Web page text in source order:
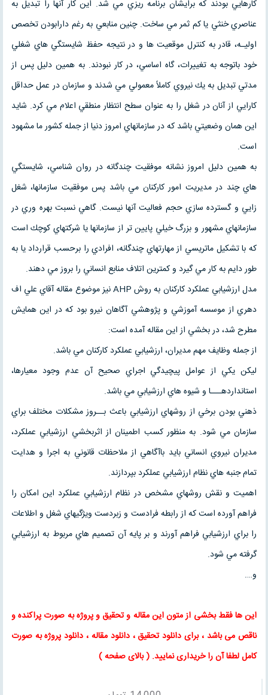
كارهايي بودند كه برايشان برنامه ريزي مي شد. اين كار آنها را تبديل به
عناصري خنثي يا كم ثمر مي ساخت. چنين منابعي به رغم دارابودن تخصص
اوليـه، قادر به كنترل موقعيت ها و در نتيجه حفظ شايستگي هاي شغلي
خود باتوجه به تغييرات، گاه اساسي، در كار نبودند. به همين دليل پس از
مدتي تبديل به يك نيروي كاملاً معمولي مي شدند و سازمان در عمل حداقل
كارايي از آنان در شغل را به عنوان سطح انتظار منطقي اعلام مي كرد. شايد
اين همان وضعيتي باشد كه در سازمانهاي امروز دنيا از جمله كشور ما مشهود
است.
به همين دليل امروز نشانه موفقيت چندگانه در روان شناسي، شايستگي
هاي چند در مديريت امور كاركنان مي باشد پس موفقيت سازمانها، شغل
زايي و گسترده سازي حجم فعاليت آنها نيست. گاهي نسبت بهره وري در
سازمانهاي مشهور و بزرگ خيلي پايين تر از سازمانها يا شركتهاي كوچك است
كه با تشكيل ماتريسي از مهارتهاي چندگانه، افرادي را برحسب قرارداد يا به
طور دايم به كار مي گيرد و كمترين اتلاف منابع انساني را بروز مي دهند.
مدل ارزشيابي عملكرد كاركنان به روش AHP نيز موضوع مقاله آقاي علي اف
دهري از موسسه آموزشي و پژوهشي آگاهان نيرو بود كه در اين همايش
مطرح شد، در بخشي از اين مقاله آمده است:
از جمله وظايف مهم مديران، ارزشيابي عملكرد كاركنان مي باشد.
ليكن يكي از عوامل پيچيدگي اجراي صحيح آن عدم وجود معيارها،
استانداردهـــا و شيوه هاي ارزشيابي مي باشد.
ذهني بودن برخي از روشهاي ارزشيابي باعث بــروز مشكلات مختلف براي
سازمان مي شود. به منظور كسب اطمينان از اثربخشي ارزشيابي عملكرد،
مديران نيروي انساني بايد باآگاهي از ملاحظات قانوني به اجرا و هدايت
تمام جنبه هاي نظام ارزشيابي عملكرد بپردازند.
اهميت و نقش روشهاي مشخص در نظام ارزشيابي عملكرد اين امكان را
فراهم آورده است كه از رابطه فرادست و زبردست ويژگيهاي شغل و اطلاعات
را براي ارزشيابي فراهم آورند و بر پايه آن تصميم هاي مربوط به ارزشيابي
گرفته مي شود.
و….
این ها فقط بخشی از متون اینمقاله وتحقیق و پروژه به صورت پراکنده و
ناقص می باشد ، برای دانلود تحقیق ،دانلود مقاله ، دانلود پروژه به صورت
کامل لطفا آن را خریداری نمایید. (بالای صفحه)